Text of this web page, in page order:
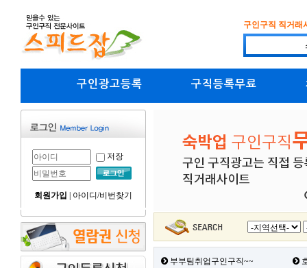
구인구직 직거래
구인광고등록 구직등록무료
저장
회원가입 아이디/비번찾기
부부팀취업구인구직~~